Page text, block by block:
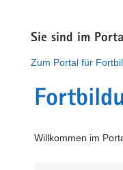
Sie sind im
Zum Portal für
Willkommen im